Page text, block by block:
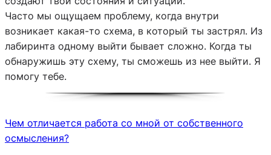
Часто мы ощущаем проблему, когда внутри
возникает какая-то схема, в который ты застрял. Из
лабиринта одному выйти бывает сложно. Когда ты
обнаружишь эту схему, ты сможешь из нее выйти. Я
помогу тебе.
Чем отличается работа со мной от собственного
осмысления?